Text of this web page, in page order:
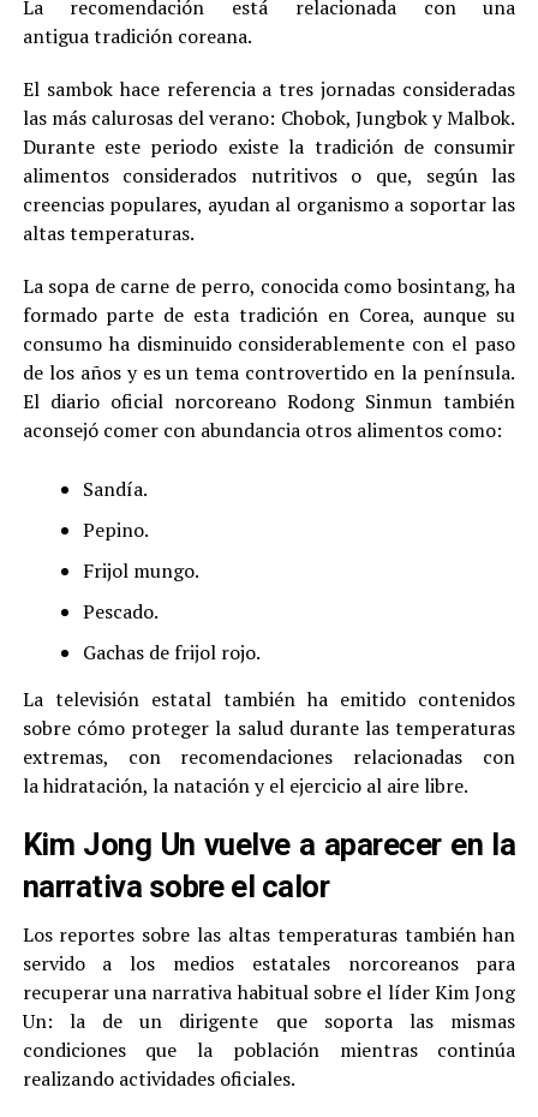
La recomendación está relacionada con una
antigua tradición coreana.
El sambok hace referencia a tres jornadas consideradas
las más calurosas del verano: Chobok, Jungbok y Malbok.
Durante este periodo existe la tradición de consumir
alimentos considerados nutritivos o que, según las
creencias populares, ayudan al organismo a soportar las
altas temperaturas.
La sopa de carne de perro, conocida como bosintang, ha
formado parte de esta tradición en Corea, aunque su
consumo ha disminuido considerablemente con el paso
de los años y es un tema controvertido en la península.
El diario oficial norcoreano Rodong Sinmun también
aconsejó comer con abundancia otros alimentos como:
Sandía.
Pepino.
Frijol mungo.
Pescado.
Gachas de frijol rojo.
La televisión estatal también ha emitido contenidos
sobre cómo proteger la salud durante las temperaturas
extremas, con recomendaciones relacionadas con
la hidratación, la natación y el ejercicio al aire libre.
Kim Jong Un vuelve a aparecer en la
narrativa sobre el calor
Los reportes sobre las altas temperaturas también han
servido a los medios estatales norcoreanos para
recuperar una narrativa habitual sobre el líder Kim Jong
Un: la de un dirigente que soporta las mismas
condiciones que la población mientras continúa
realizando actividades oficiales.